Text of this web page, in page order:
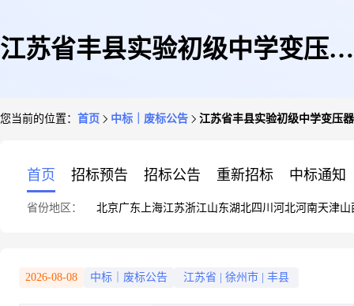
江苏省丰县实验初级中学变压器
您当前的位置： 首页 中标｜废标公告 江苏省丰县实验初级中学变压
首页 招标预告 招标公告 重新招标 中标通知
省份地区： 北京广东 上海江苏浙江山东湖北四川 河北河南天津山
2026-08-08 中标｜废标公告 江苏省 徐州市 丰县